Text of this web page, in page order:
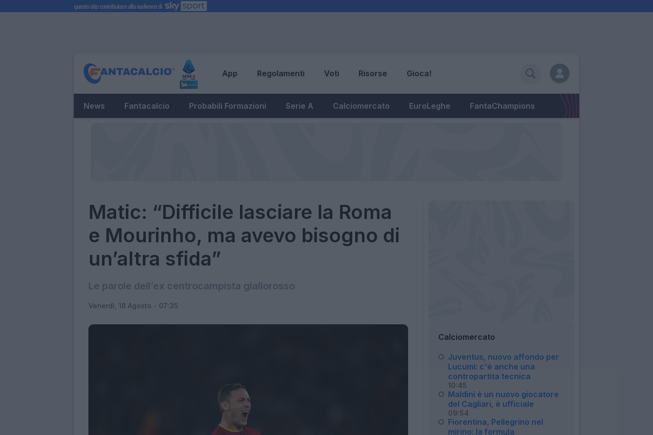
App Regolamenti Voti Risorse Gioca!
News Fantacalcio Probabili Formazioni Serie A Calciomercato EuroLeghe FantaChampions
Matic: “Difficile lasciare la Roma
e Mourinho, ma avevo bisogno di
un’altra sfida”
Le parole dell’ex centrocampista giallorosso
Venerdì, 18 Agosto - 07:35
Calciomercato
Juventus, nuovo affondo per
Lucumì: c'è anche una
contropartita tecnica
10:45
Maldini è un nuovo giocatore
del Cagliari, è ufficiale
09:54
Fiorentina, Pellegrino nel
mirino: la formula